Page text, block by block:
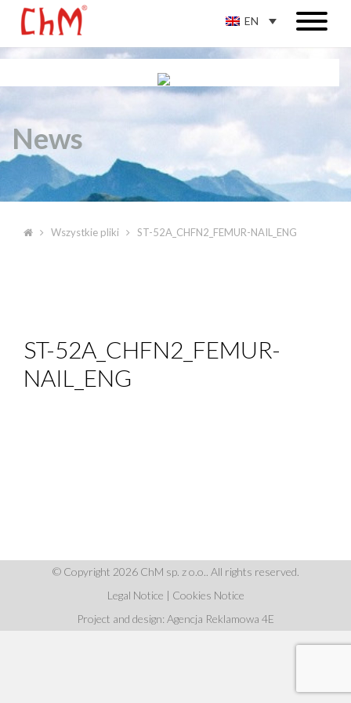
EN
News
Wszystkie pliki ST-52A_CHFN2_FEMUR-NAIL_ENG
ST-52A_CHFN2_FEMUR-
NAIL_ENG
© Copyright 2026 ChM sp. z o.o.. All rights reserved.
Legal Notice | Cookies Notice
Project and design: Agencja Reklamowa 4E